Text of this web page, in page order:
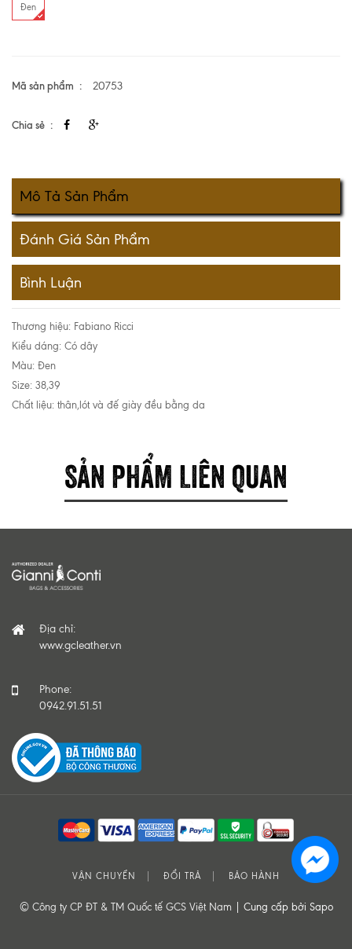
Đen
Mã sản phẩm 20753
Chia sẻ
Mô Tả Sản Phẩm
Đánh Giá Sản Phẩm
Bình Luận
Thương hiệu: Fabiano Ricci
Kiểu dáng: Có dây
Màu: Đen
Size: 38,39
Chất liệu: thân,lót và đế giày đều bằng da
SẢN PHẨM LIÊN QUAN
Địa chỉ:
www.gcleather.vn
Phone:
0942.91.51.51
VẬN CHUYỂN ĐỔI TRẢ BẢO HÀNH
© Công ty CP ĐT & TM Quốc tế GCS Việt Nam | Cung cấp bởi Sapo